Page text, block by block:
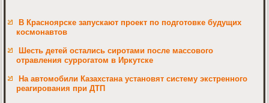
В Красноярске запускают проект по подготовке будущих
космонавтов
Шесть детей остались сиротами после массового
отравления суррогатом в Иркутске
На автомобили Казахстана установят систему экстренного
реагирования при ДТП